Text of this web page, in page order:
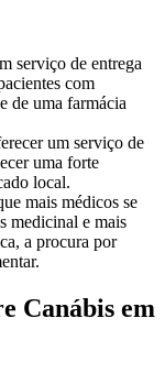
serviço de entrega
com
de uma farmácia
um serviço de
uma forte
local.
mais médicos se
medicinal e mais
a procura por
Canábis em